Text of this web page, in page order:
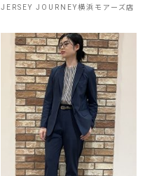
JERSEY JOURNEY横浜モアーズ店